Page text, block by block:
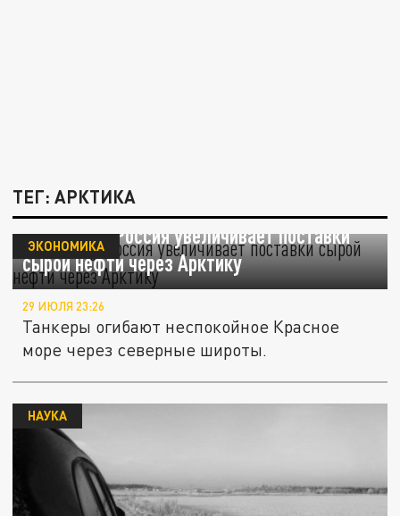
ТЕГ: АРКТИКА
Bloomberg: Россия увеличивает поставки
сырой нефти через Арктику
ЭКОНОМИКА
29 ИЮЛЯ 23:26
Танкеры огибают неспокойное Красное
море через северные широты.
НАУКА